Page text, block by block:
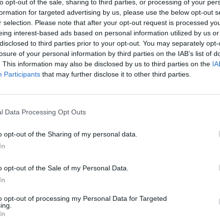
opt-out of the sale, sharing to third parties, or processing of your
for targeted advertising by us, please use the below opt-out
selection. Please note that after your opt-out request is processed
interest-based ads based on personal information utilized by us
to third parties prior to your opt-out. You may separately
of your personal information by third parties on the IAB’s list of
This information may also be disclosed by us to third parties on the
Participants that may further disclose it to other third parties.
Data Processing Opt Outs
opt-out of the Sharing of my personal data.
opt-out of the Sale of my Personal Data.
opt-out of processing my Personal Data for Targeted
miejsce, w którym ponownie
& Friends.
– B2TG Outlaws triumfują
pierwszy zagwarantuje sobie pewne miejsce w
Outlaws, to szala zwycięstwa przekornie chybotała się
na to, że drugie starcie zakończy się takim samym
zachwiały jednak Teamem ESCA Gaming, któremu
spotkania okazała się już nieco bardziej jednostronna na
na stompa, natomiast w potyczkach drużynowych